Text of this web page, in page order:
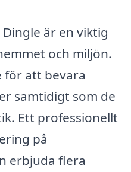
är en viktig
och miljön.
för att bevara
samtidigt som de
Ett professionellt
på
erbjuda flera